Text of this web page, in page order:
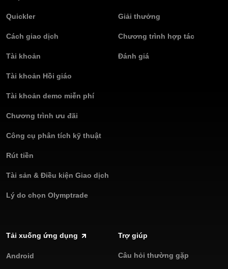
Quickler
Cách giao dịch
Tài khoản
Tài khoản Hồi giáo
Tài khoản demo miễn phí
Chương trình ưu đãi
Công cụ phân tích kỹ thuật
Rút tiền
Tài sản & Điều kiện Giao dịch
Lý do chọn Olymptrade
Giải thưởng
Chương trình hợp tác
Đánh giá
Tải xuống ứng dụng
Android
Trợ giúp
Câu hỏi thường gặp